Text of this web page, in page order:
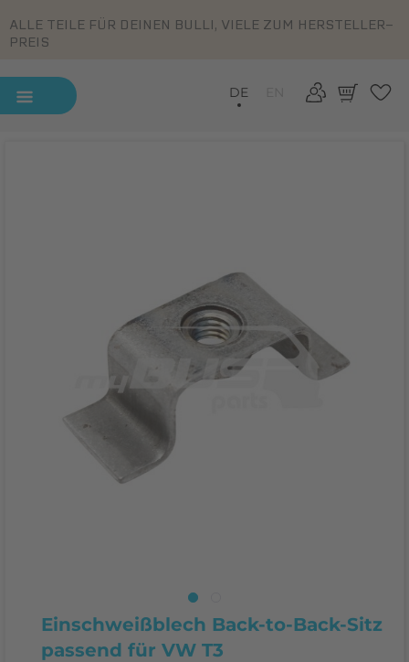
ALLE TEILE FÜR DEINEN BULLI, VIELE ZUM HERSTELLER-
PREIS
DE
Einschweißblech Back-to-Back-Sitz
passend für VW T3